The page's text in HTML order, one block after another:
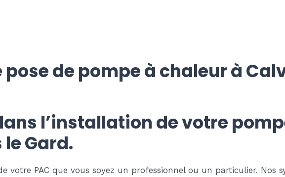
de pompe à chaleur à
l’installation de votre
Gard.
votre PAC que vous soyez un professionnel ou un particulier.